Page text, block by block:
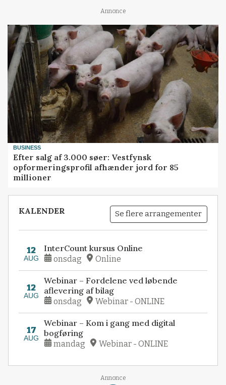
Annonce
BUSINESS
Efter salg af 3.000 søer: Vestfynsk
opformeringsprofil afhænder jord for 85
millioner
KALENDER Se flere arrangementer
12
AUG
InterCount kursus Online
onsdag Online
12
AUG
Webinar – Fordelene ved løbende
aflevering af bilag
onsdag Webinar - ONLINE
17
AUG
Webinar – Kom i gang med digital
bogføring
mandag Webinar - ONLINE
Annonce